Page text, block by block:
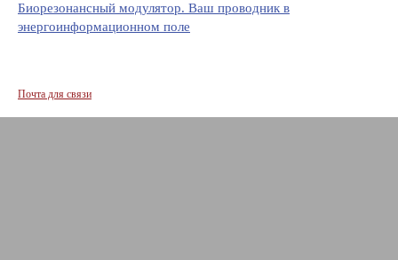
Биорезонансный модулятор. Ваш проводник в
энергоинформационном поле
Почта для связи